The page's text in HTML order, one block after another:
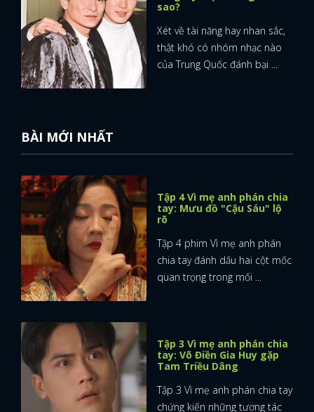
sao?
Xét về tài năng hay nhan sắc,
thật khó có nhóm nhạc nào
của Trung Quốc đánh bại ...
BÀI MỚI NHẤT
Tập 4 Vì mẹ anh phán chia
tay: Mưu đồ "Cậu Sáu" lộ
rõ
Tập 4 phim Vì mẹ anh phán
chia tay đánh dấu hai cột mốc
quan trọng trong mối ...
Tập 3 Vì mẹ anh phán chia
tay: Võ Điền Gia Huy gặp
Tam Triều Dâng
Tập 3 Vì mẹ anh phán chia tay
chứng kiến những tương tác